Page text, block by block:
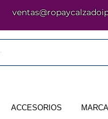
ACCESORIOS